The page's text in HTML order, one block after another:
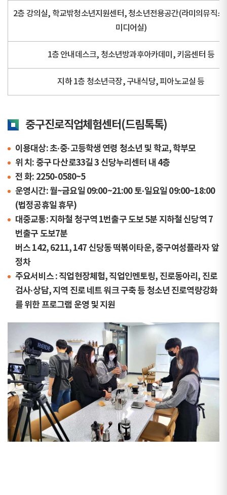
2층 강의실, 학교밖청소년지원센터, 청소년전용공간(라미의뮤직스
미디어실)
1층 안내데스크, 청소년방과후아카데미, 키움센터 등
지하 1층 청소년극장, 구내식당, 피아노교실 등
중구진로직업체험센터(드림톡톡)
이용대상: 초·중·고등학생 연령 청소년 및 학교, 학부모
위 치: 중구 다산로33길 3 신당누리센터 내 4층
전 화: 2250-0580~5
운영시간: 월~금요일 09:00~21:00 토·일요일 09:00~18:00
(법정공휴일 휴무)
대중교통: 지하철 청구역 1번출구 도보 5분 지하철 신당역 7
번출구 도보7분
버스 142, 6211, 147 신당동 떡볶이타운, 중구여성플라자 앞
정차
주요서비스 : 직업현장체험, 직업인멘토링, 진로동아리, 진로
검사·상담, 지역 진로 네트 워크 구축 등 청소년 진로역량강화
를 위한 프로그램 운영 및 지원